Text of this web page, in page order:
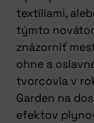
textíliami,
týmto
znázorniť
ohne a
tvorcovia v
Garden na
efektov